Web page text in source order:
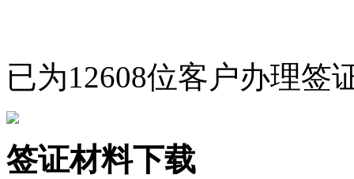
已为12608位客户办理签
签证材料下载